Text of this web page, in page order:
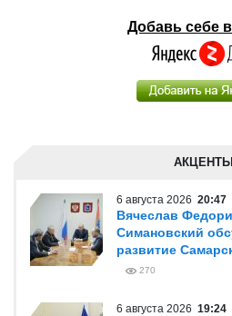
Добавь себе
АКЦЕНТЫ
6 августа 2026 20:47
Вячеслав
Симановский
развитие
270
6 августа 2026 19:24